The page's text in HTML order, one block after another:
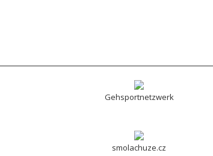
Gehsportnetzwerk
smolachuze.cz